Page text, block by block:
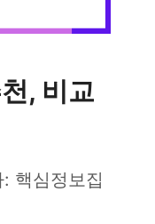
, 비교
핵심정보집